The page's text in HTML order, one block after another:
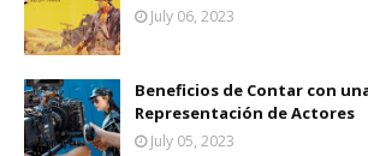
July 06, 2023
Beneficios de Contar con
Representación de Actores
July 05, 2023